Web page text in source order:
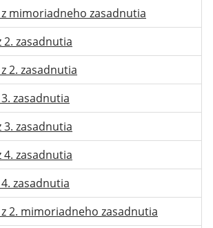
mimoriadneho zasadnutia
2. zasadnutia
2. zasadnutia
zasadnutia
3. zasadnutia
4. zasadnutia
zasadnutia
2. mimoriadneho zasadnutia